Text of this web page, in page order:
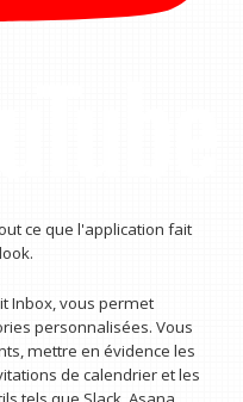
ce que l'application fait
Inbox, vous permet
personnalisées. Vous
mettre en évidence les
de calendrier et les